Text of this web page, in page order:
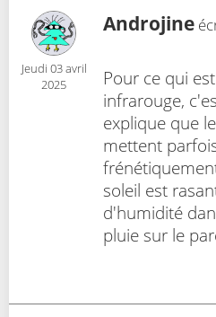
Jeudi 03 avril
2025
Androjine
Pour ce qui
infrarouge,
explique que
mettent
soleil est
d'humidité
pluie sur le